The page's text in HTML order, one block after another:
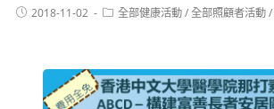
2018-11-02 全部健康活動/全部照顧者活動/